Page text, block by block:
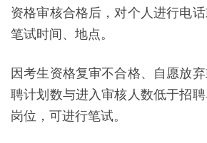
资格审核合格后，对个人进行电
笔试时间、地点。
因考生资格复审不合格、自愿放
聘计划数与进入审核人数低于招
岗位，可进行笔试。